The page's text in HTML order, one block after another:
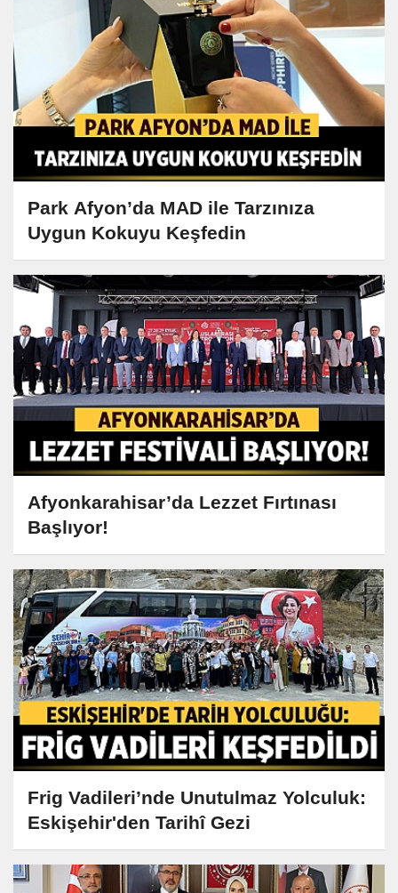
Park Afyon’da MAD ile Tarzınıza
Uygun Kokuyu Keşfedin
Afyonkarahisar’da Lezzet Fırtınası
Başlıyor!
Frig Vadileri’nde Unutulmaz Yolculuk:
Eskişehir'den Tarihî Gezi